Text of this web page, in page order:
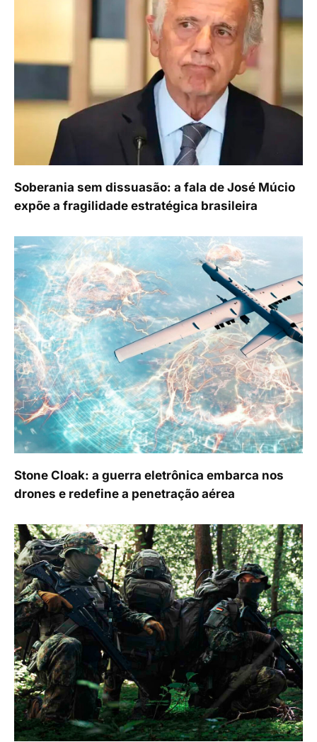
Soberania sem dissuasão: a fala de José Múcio
expõe a fragilidade estratégica brasileira
Stone Cloak: a guerra eletrônica embarca nos
drones e redefine a penetração aérea